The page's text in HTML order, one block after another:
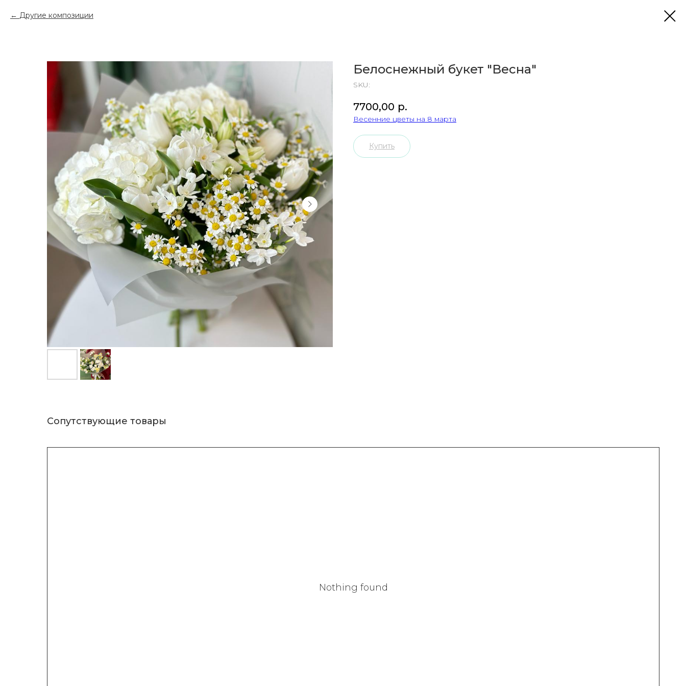
Другие композиции
Белоснежный букет "Весна"
SKU:
7700,00 р.
Весенние цветы на 8 марта
Купить
Сопутствующие товары
Nothing found